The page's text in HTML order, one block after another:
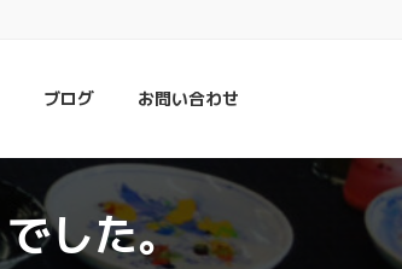
ブログ お問い合わせ
でした。